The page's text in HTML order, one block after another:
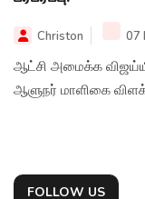
Christon 07
ஆட்சி அமைக்க
ஆளுநர் மாளிகை
FOLLOW US